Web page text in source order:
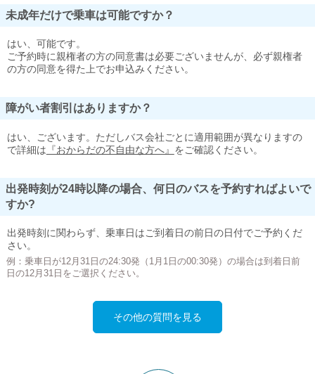
未成年だけで乗車は可能ですか？
はい、可能です。
ご予約時に親権者の方の同意書は必要ございませんが、必ず親権者
の方の同意を得た上でお申込みください。
障がい者割引はありますか？
はい、ございます。ただしバス会社ごとに適用範囲が異なりますの
で詳細は 『おからだの不自由な方へ』 をご確認ください。
出発時刻が24時以降の場合、何日のバスを予約すればよいで
すか?
出発時刻に関わらず、乗車日はご到着日の前日の日付でご予約くだ
さい。
例：乗車日が12月31日の24:30発（1月1日の00:30発）の場合は到着日前
日の12月31日をご選択ください。
その他の質問を見る